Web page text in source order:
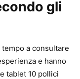
gli
a consultare
e hanno
tablet 10 pollici